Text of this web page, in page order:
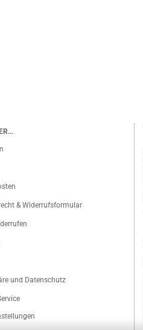
& Widerrufsformular
und Datenschutz